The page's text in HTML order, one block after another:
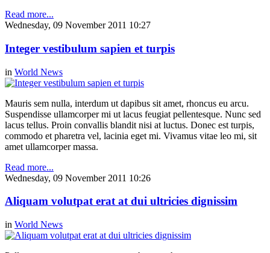
Read more...
Wednesday, 09 November 2011 10:27
Integer vestibulum sapien et turpis
in World News
Mauris sem nulla, interdum ut dapibus sit amet, rhoncus eu arcu.
Suspendisse ullamcorper mi ut lacus feugiat pellentesque. Nunc sed
lacus tellus. Proin convallis blandit nisi at luctus. Donec est turpis,
commodo et pharetra vel, lacinia eget mi. Vivamus vitae leo mi, sit
amet ullamcorper massa.
Read more...
Wednesday, 09 November 2011 10:26
Aliquam volutpat erat at dui ultricies dignissim
in World News